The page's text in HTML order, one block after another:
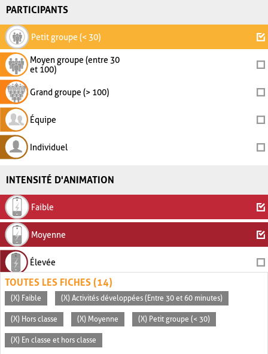
PARTICIPANTS
Petit groupe (< 30)
Moyen groupe (entre 30
et 100)
Grand groupe (> 100)
Équipe
Individuel
INTENSITÉ D'ANIMATION
Faible
Moyenne
Élevée
TOUTES LES FICHES (14)
(X) Faible (X) Activités développées (Entre 30 et 60 minutes)
(X) Hors classe (X) Moyenne (X) Petit groupe (< 30)
(X) En classe et hors classe